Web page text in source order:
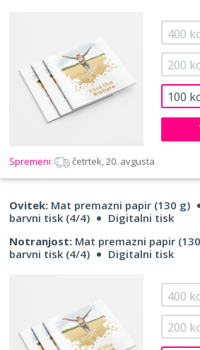
100
200
400
Spremeni četrtek, 20. avgusta
Ovitek: Mat premazni papir (130 g)
barvni tisk (4/4)
Digitalni tisk
Notranjost: Mat premazni papir
barvni tisk (4/4)
Digitalni tisk
200
400